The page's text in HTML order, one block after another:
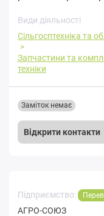
Види діяльності
Сільгосптехніка та
Запчастини та
техніки
Відкрити контакти
Заміток немає
Підприємство:
АГРО-СОЮЗ